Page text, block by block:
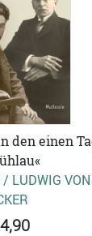
den einen
LUDWIG VON